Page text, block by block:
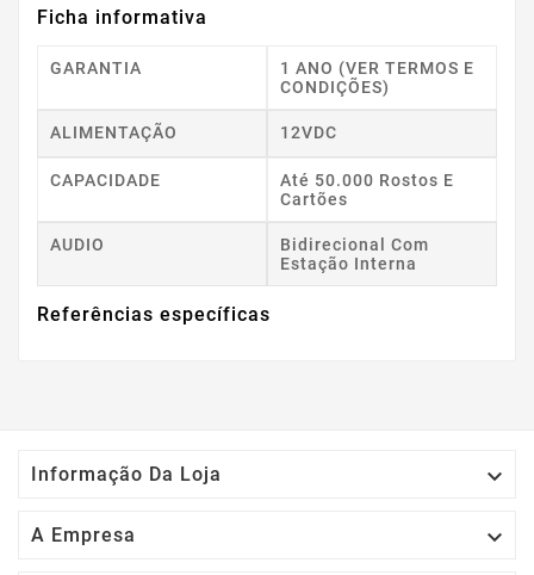
Ficha informativa
GARANTIA
1 ANO (VER TERMOS E
CONDIÇÕES)
ALIMENTAÇÃO 12VDC
CAPACIDADE
Até 50.000 Rostos E
Cartões
AUDIO
Bidirecional Com
Estação Interna
Referências específicas
Informação Da Loja 
A Empresa 